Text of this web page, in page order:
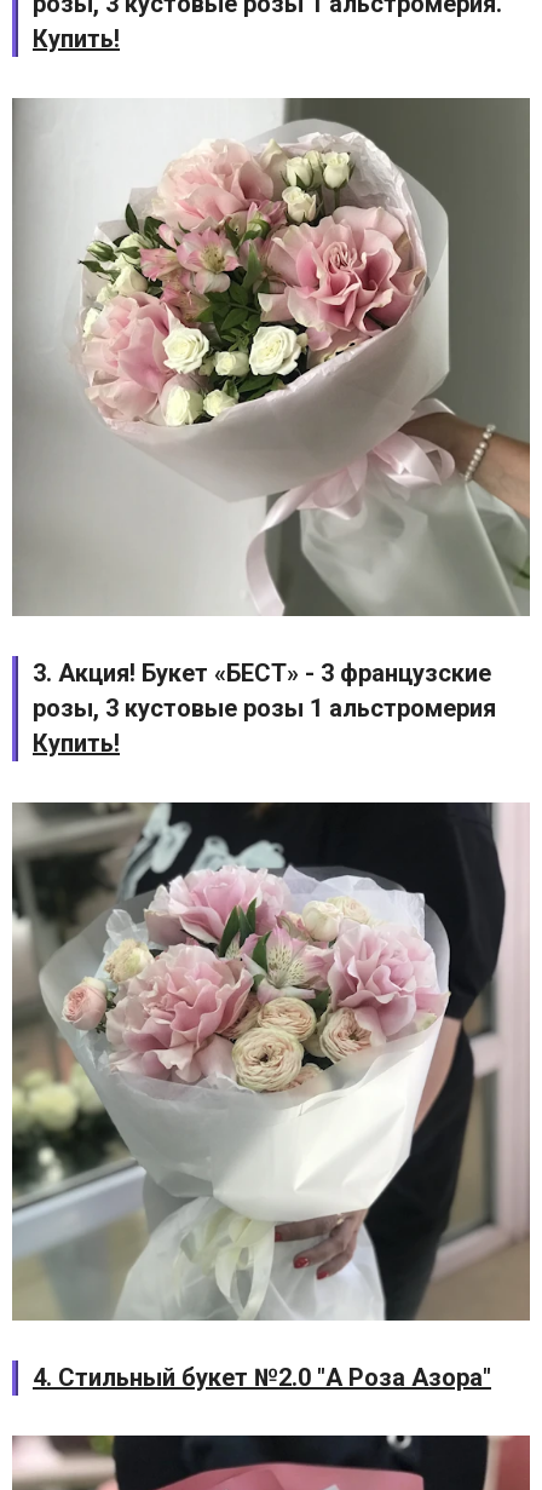
Купить!
3. Акция! Букет «БЕСТ» - 3 французские
розы, 3 кустовые розы 1 альстромерия
Купить!
4. Стильный букет №2.0 "А Роза Азора"